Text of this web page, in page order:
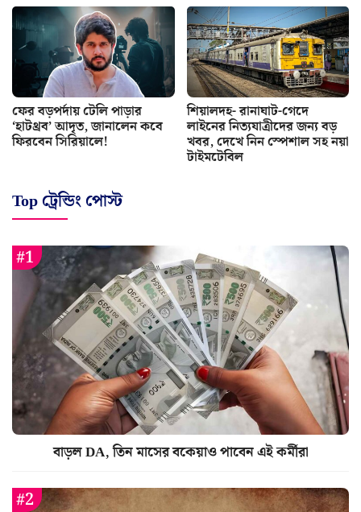
ফের বড়পর্দায় টেলি পাড়ার
‘হাটথ্রব’ আদৃত, জানালেন কবে
ফিরবেন সিরিয়ালে!
শিয়ালদহ- রানাঘাট-গেদে
লাইনের নিত্যযাত্রীদের জন্য বড়
খবর, দেখে নিন স্পেশাল সহ নয়া
টাইমটেবিল
Top ট্রেন্ডিং পোস্ট
বাড়ল DA, তিন মাসের বকেয়াও পাবেন এই কর্মীরা